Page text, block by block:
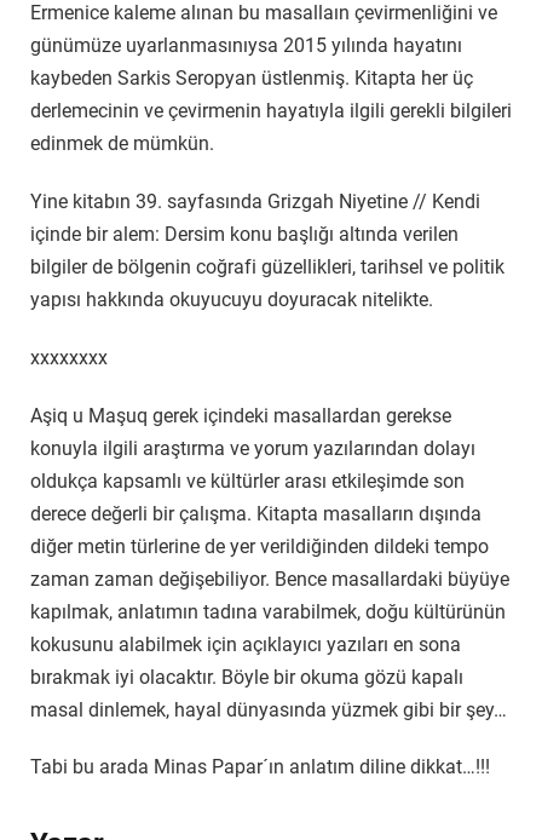
Ermenice kaleme alınan bu masallaın çevirmenliğini ve
günümüze uyarlanmasınıysa 2015 yılında hayatını
kaybeden Sarkis Seropyan üstlenmiş. Kitapta her üç
derlemecinin ve çevirmenin hayatıyla ilgili gerekli bilgileri
edinmek de mümkün.
Yine kitabın 39. sayfasında Grizgah Niyetine // Kendi
içinde bir alem: Dersim konu başlığı altında verilen
bilgiler de bölgenin coğrafi güzellikleri, tarihsel ve politik
yapısı hakkında okuyucuyu doyuracak nitelikte.
xxxxxxxx
Aşiq u Maşuq gerek içindeki masallardan gerekse
konuyla ilgili araştırma ve yorum yazılarından dolayı
oldukça kapsamlı ve kültürler arası etkileşimde son
derece değerli bir çalışma. Kitapta masalların dışında
diğer metin türlerine de yer verildiğinden dildeki tempo
zaman zaman değişebiliyor. Bence masallardaki büyüye
kapılmak, anlatımın tadına varabilmek, doğu kültürünün
kokusunu alabilmek için açıklayıcı yazıları en sona
bırakmak iyi olacaktır. Böyle bir okuma gözü kapalı
masal dinlemek, hayal dünyasında yüzmek gibi bir şey…
Tabi bu arada Minas Papar´ın anlatım diline dikkat…!!!